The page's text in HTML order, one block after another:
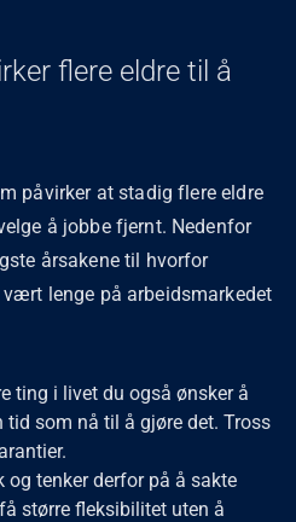
flere eldre til å
påvirker at stadig flere eldre
å jobbe fjernt. Nedenfor
årsakene til hvorfor
lenge på arbeidsmarkedet
ting i livet du også ønsker å
tid som nå til å gjøre det. Tross
og tenker derfor på å sakte
større fleksibilitet uten å